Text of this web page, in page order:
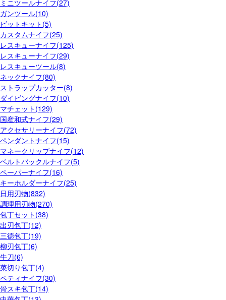
ミニツールナイフ(27)
ガンツール(10)
ビットキット(5)
カスタムナイフ(25)
レスキューナイフ(125)
レスキューナイフ(29)
レスキューツール(8)
ネックナイフ(80)
ストラップカッター(8)
ダイビングナイフ(10)
マチェット(129)
国産和式ナイフ(29)
アクセサリーナイフ(72)
ペンダントナイフ(15)
マネークリップナイフ(12)
ベルトバックルナイフ(5)
ペーパーナイフ(16)
キーホルダーナイフ(25)
日用刃物(832)
調理用刃物(270)
包丁セット(38)
出刃包丁(12)
三徳包丁(19)
柳刃包丁(6)
牛刀(6)
菜切り包丁(4)
ペティナイフ(30)
骨スキ包丁(14)